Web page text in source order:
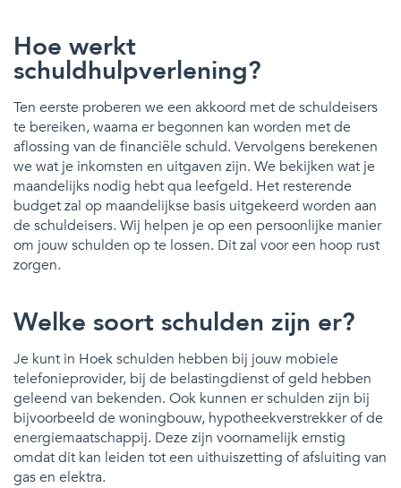
Hoe werkt
schuldhulpverlening?
Ten eerste proberen we een akkoord met de schuldeisers
te bereiken, waarna er begonnen kan worden met de
aflossing van de financiële schuld. Vervolgens berekenen
we wat je inkomsten en uitgaven zijn. We bekijken wat je
maandelijks nodig hebt qua leefgeld. Het resterende
budget zal op maandelijkse basis uitgekeerd worden aan
de schuldeisers. Wij helpen je op een persoonlijke manier
om jouw schulden op te lossen. Dit zal voor een hoop rust
zorgen.
Welke soort schulden zijn er?
Je kunt in Hoek schulden hebben bij jouw mobiele
telefonieprovider, bij de belastingdienst of geld hebben
geleend van bekenden. Ook kunnen er schulden zijn bij
bijvoorbeeld de woningbouw, hypotheekverstrekker of de
energiemaatschappij. Deze zijn voornamelijk ernstig
omdat dit kan leiden tot een uithuiszetting of afsluiting van
gas en elektra.